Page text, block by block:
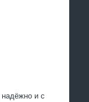
и с